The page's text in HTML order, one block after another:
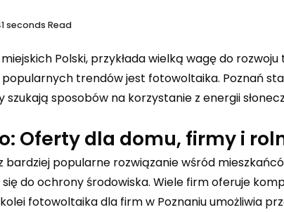
seconds Read
Polski, przykłada wielką wagę do
trendów jest fotowoltaika. Poznań
sposobów na korzystanie z energii
Oferty dla domu, firmy i
bardziej popularne rozwiązanie wśród
do ochrony środowiska. Wiele firm oferuje
fotowoltaika dla firm w Poznaniu umożliwia